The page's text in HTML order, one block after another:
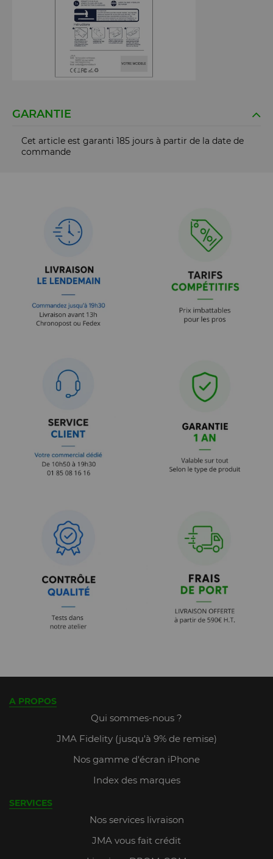
GARANTIE
Cet article est garanti 185 jours à partir de la date de
commande
A PROPOS
Qui sommes-nous ?
JMA Fidelity (jusqu'à 9% de remise)
Nos gamme d'écran iPhone
Index des marques
SERVICES
Nos services livraison
JMA vous fait crédit